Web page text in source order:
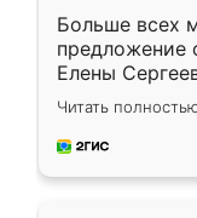
Больше всех
предложение
Елены
короткие
для замера
предложил по
Читать